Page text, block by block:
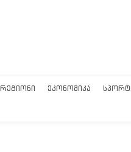
ᲠᲔᲒᲘᲝᲜᲘ ᲔᲙᲝᲜᲝᲛᲘᲙᲐ